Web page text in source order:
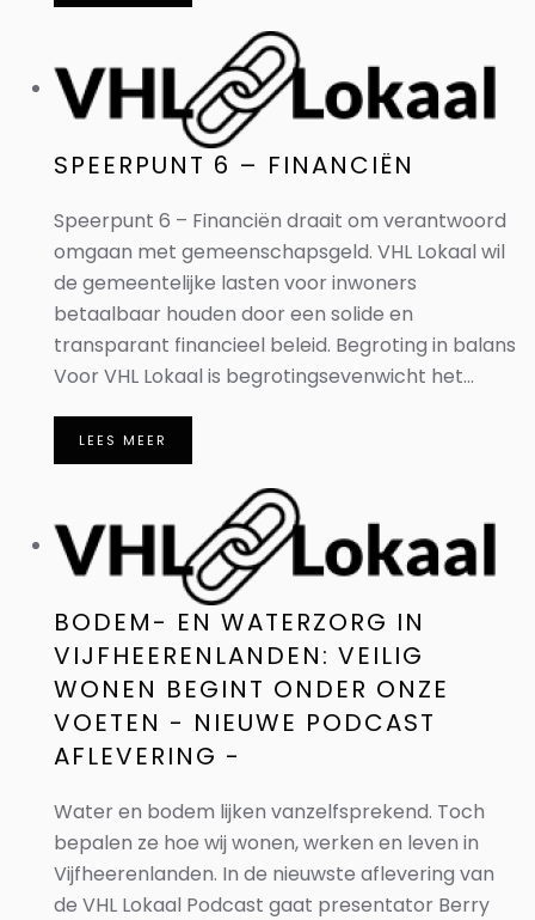
SPEERPUNT 6 – FINANCIËN
Speerpunt 6 – Financiën draait om verantwoord
omgaan met gemeenschapsgeld. VHL Lokaal wil
de gemeentelijke lasten voor inwoners
betaalbaar houden door een solide en
transparant financieel beleid. Begroting in balans
Voor VHL Lokaal is begrotingsevenwicht het...
LEES MEER
BODEM- EN WATERZORG IN
VIJFHEERENLANDEN: VEILIG
WONEN BEGINT ONDER ONZE
VOETEN - NIEUWE PODCAST
AFLEVERING -
Water en bodem lijken vanzelfsprekend. Toch
bepalen ze hoe wij wonen, werken en leven in
Vijfheerenlanden. In de nieuwste aflevering van
de VHL Lokaal Podcast gaat presentator Berry